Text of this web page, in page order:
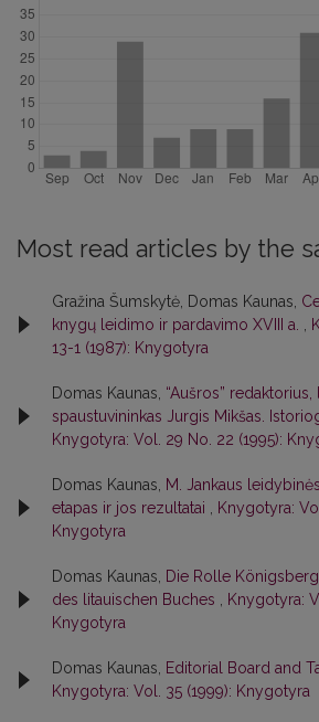
Most read articles by the
Gražina Šumskytė, Domas Kaunas,
knygų leidimo ir pardavimo XVIII a.
13-1 (1987): Knygotyra
Domas Kaunas, “Aušros”
spaustuvininkas Jurgis Mikšas.
Knygotyra: Vol. 29 No. 22 (1995):
Domas Kaunas,
M. Jankaus
etapas ir jos rezultatai
Knygotyra:
Knygotyra
Domas Kaunas,
Die Rolle
des litauischen Buches
Knygotyra:
Knygotyra
Domas Kaunas, Editorial Board and
Knygotyra: Vol. 35 (1999): Knygotyra